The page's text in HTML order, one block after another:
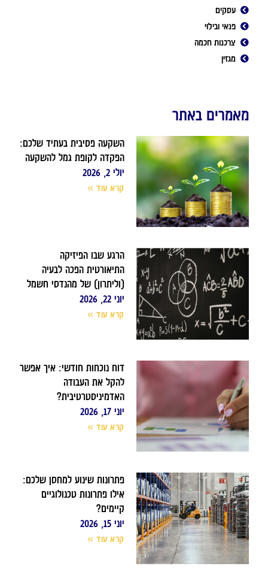
עסקים
פנאי ובילוי
צרכנות חכמה
מגזין
מאמרים באתר
השקעה פסיבית בעתיד שלכם:
הפקדה לקופת גמל להשקעה
יולי 2, 2026
קרא עוד »
הרגע שבו הפיזיקה
התיאורטית הפכה לבעיה
(וליתרון) של מהנדסי חשמל
יוני 22, 2026
קרא עוד »
דוח נוכחות חודשי: איך אפשר
להקל את העבודה
האדמיניסטרטיבית?
יוני 17, 2026
קרא עוד »
פתרונות שינוע למחסן שלכם:
אילו פתרונות טכנולוגיים
קיימים?
יוני 15, 2026
קרא עוד »